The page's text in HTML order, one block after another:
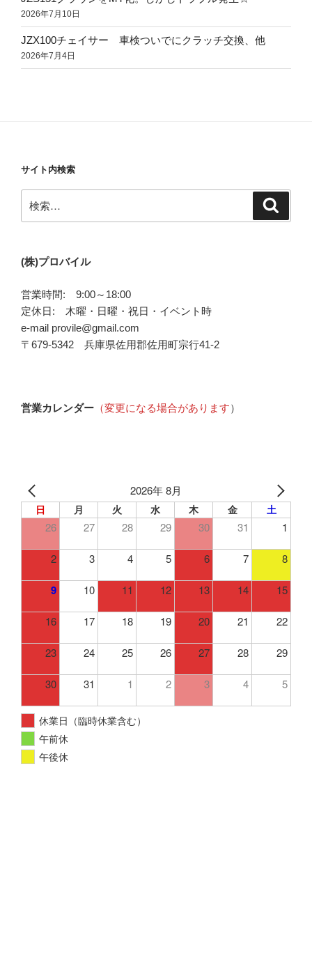
2026年7月10日
JZX100チェイサー 車検ついでにクラッチ交換、他
2026年7月4日
サイト内検索
索:
(株)プロバイル
営業時間: 9:00～18:00
定休日: 木曜・日曜・祝日・イベント時
e-mail provile@gmail.com
〒679-5342 兵庫県佐用郡佐用町宗行41-2
営業カレンダー （変更になる場合があります）
2026年 8月
日 月 火 水 木 金 土
26 27 28 29 30 31 1
2 3 4 5 6 7 8
9 10 11 12 13 14 15
16 17 18 19 20 21 22
23 24 25 26 27 28 29
30 31 1 2 3 4 5
休業日（臨時休業含む）
午前休
午後休